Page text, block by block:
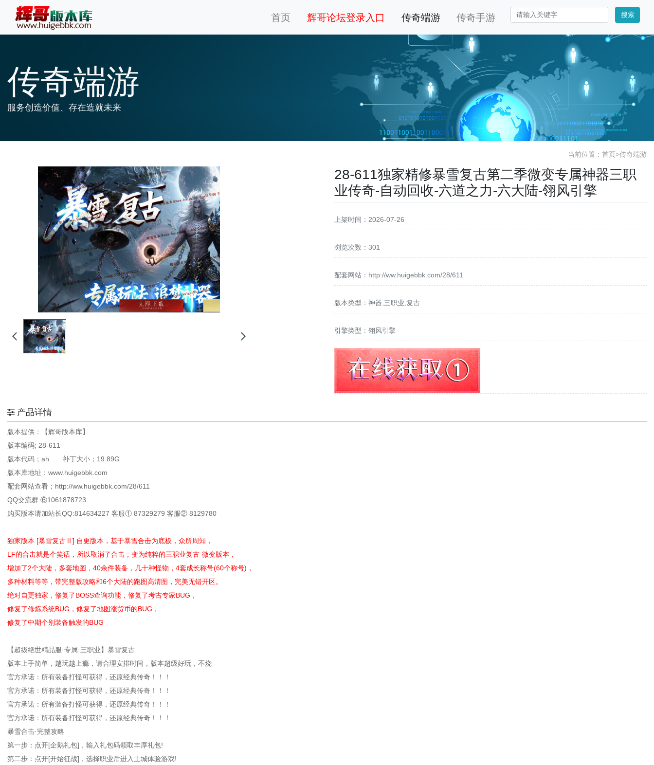
首页 辉哥论坛登录入口 传奇端游 传奇手游 搜索
传奇端游
服务创造价值、存在造就未来
当前位置： 首页>传奇端游
28-611独家精修暴雪复古第二季微变专属神器三职
业传奇-自动回收-六道之力-六大陆-翎风引擎
上架时间：2026-07-26
浏览次数：301
配套网站： http://ww.huigebbk.com/28/611
版本类型：神器,三职业,复古
引擎类型：翎风引擎
产品详情
版本提供：【辉哥版本库】
版本编码; 28-611
版本代码；ah 补丁大小；19.89G
版本库地址：www.huigebbk.com
配套网站查看；http://ww.huigebbk.com/28/611
QQ交流群:⑥1061878723
购买版本请加站长QQ:814634227 客服① 87329279 客服② 8129780
独家版本 [暴雪复古Ⅱ] 自更版本，基于暴雪合击为底板，众所周知，
LF的合击就是个笑话，所以取消了合击，变为纯粹的三职业复古-微变版本，
增加了2个大陆，多套地图，40余件装备，几十种怪物，4套成长称号(60个称号)，
多种材料等等，带完整版攻略和6个大陆的跑图高清图，完美无错开区。
绝对自更独家，修复了BOSS查询功能，修复了考古专家BUG，
修复了修炼系统BUG，修复了地图涨货币的BUG，
修复了中期个别装备触发的BUG
【超级绝世精品服·专属·三职业】暴雪复古
版本上手简单，越玩越上瘾，请合理安排时间，版本超级好玩，不烧
官方承诺：所有装备打怪可获得，还原经典传奇！！！
官方承诺：所有装备打怪可获得，还原经典传奇！！！
官方承诺：所有装备打怪可获得，还原经典传奇！！！
官方承诺：所有装备打怪可获得，还原经典传奇！！！
暴雪合击·完整攻略
第一步：点开[企鹅礼包]，输入礼包码领取丰厚礼包!
第二步：点开[开始征战]，选择职业后进入土城体验游戏!